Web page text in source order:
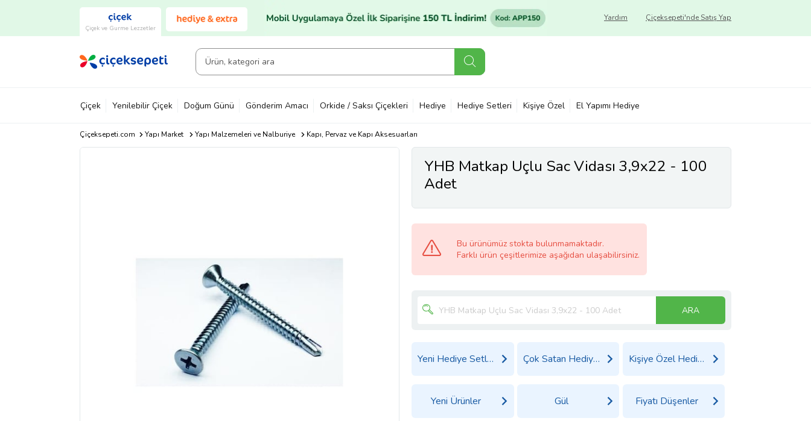
Çiçek ve Gurme Lezzetler
Çiçeksepeti'nde Satış Yap
Yardım
Çiçek Yenilebilir Çiçek Doğum Günü Gönderim Amacı Orkide / Saksı Çiçekleri Hediye Hediye Setleri Kişiye Özel El Yapımı Hediye
Çiçeksepeti.com Yapı Market Yapı Malzemeleri ve Nalburiye Kapı, Pervaz ve Kapı Aksesuarları
YHB Matkap Uçlu Sac Vidası 3,9x22 - 100
Adet
Bu ürünümüz stokta bulunmamaktadır.
Farklı ürün çeşitlerimize aşağıdan ulaşabilirsiniz.
ARA
Yeni Hediye Setleri Çok Satan Hediyeler Kişiye Özel Hediyeler
Yeni Ürünler Gül Fiyatı Düşenler